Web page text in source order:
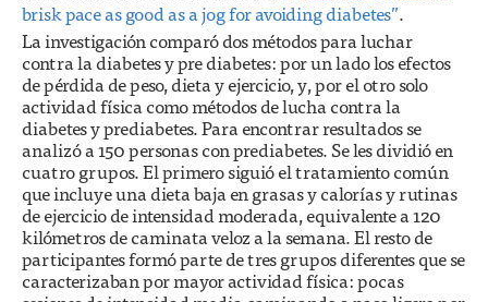
brisk pace as good as a jog for avoiding diabetes”.
La investigación comparó dos métodos para luchar
contra la diabetes y pre diabetes: por un lado los efectos
de pérdida de peso, dieta y ejercicio, y, por el otro solo
actividad física como métodos de lucha contra la
diabetes y prediabetes. Para encontrar resultados se
analizó a 150 personas con prediabetes. Se les dividió en
cuatro grupos. El primero siguió el tratamiento común
que incluye una dieta baja en grasas y calorías y rutinas
de ejercicio de intensidad moderada, equivalente a 120
kilómetros de caminata veloz a la semana. El resto de
participantes formó parte de tres grupos diferentes que se
caracterizaban por mayor actividad física: pocas